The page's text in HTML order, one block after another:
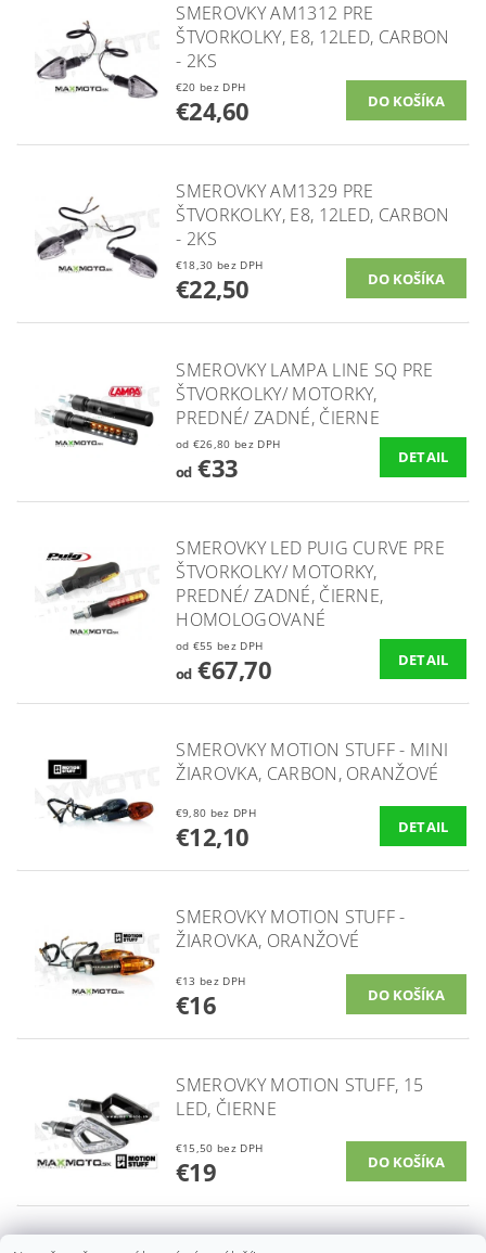
SMEROVKY AM1312 PRE
ŠTVORKOLKY, E8, 12LED, CARBON
- 2KS
€20 bez DPH
€24,60
SMEROVKY AM1329 PRE
ŠTVORKOLKY, E8, 12LED, CARBON
- 2KS
€18,30 bez DPH
€22,50
SMEROVKY LAMPA LINE SQ PRE
ŠTVORKOLKY/ MOTORKY,
PREDNÉ/ ZADNÉ, ČIERNE
od €26,80 bez DPH
od€33 DETAIL
SMEROVKY LED PUIG CURVE PRE
ŠTVORKOLKY/ MOTORKY,
PREDNÉ/ ZADNÉ, ČIERNE,
HOMOLOGOVANÉ
od €55 bez DPH
od€67,70 DETAIL
SMEROVKY MOTION STUFF - MINI
ŽIAROVKA, CARBON, ORANŽOVÉ
€9,80 bez DPH
€12,10 DETAIL
SMEROVKY MOTION STUFF -
ŽIAROVKA, ORANŽOVÉ
€13 bez DPH
€16
SMEROVKY MOTION STUFF, 15
LED, ČIERNE
€15,50 bez DPH
€19